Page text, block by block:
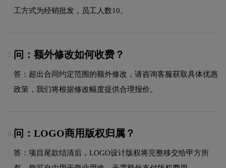
工方式为经销批发，员工人数10。
5. 问：额外修改如何收费？
答：超出合同约定范围的额外修改，请咨询客服获取具体优惠
政策，我们将根据修改幅度提供合理报价。
6. 问：LOGO商用版权归属？
答：项目尾款结清后，LOGO设计版权将完整移交给甲方所